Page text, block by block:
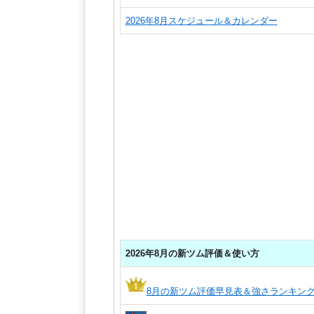
2026年8月スケジュール＆カレンダー
2026年8月の新ツム評価＆使い方
8月の新ツム評価早見表＆強さランキン